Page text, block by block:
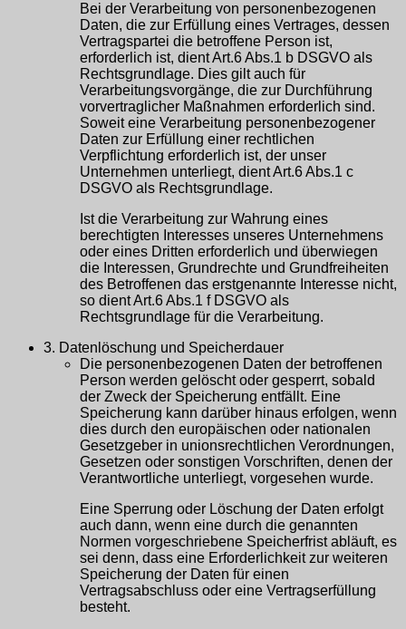
Bei der Verarbeitung von personenbezogenen
Daten, die zur Erfüllung eines Vertrages, dessen
Vertragspartei die betroffene Person ist,
erforderlich ist, dient Art.6 Abs.1 b DSGVO als
Rechtsgrundlage. Dies gilt auch für
Verarbeitungsvorgänge, die zur Durchführung
vorvertraglicher Maßnahmen erforderlich sind.
Soweit eine Verarbeitung personenbezogener
Daten zur Erfüllung einer rechtlichen
Verpflichtung erforderlich ist, der unser
Unternehmen unterliegt, dient Art.6 Abs.1 c
DSGVO als Rechtsgrundlage.
Ist die Verarbeitung zur Wahrung eines
berechtigten Interesses unseres Unternehmens
oder eines Dritten erforderlich und überwiegen
die Interessen, Grundrechte und Grundfreiheiten
des Betroffenen das erstgenannte Interesse nicht,
so dient Art.6 Abs.1 f DSGVO als
Rechtsgrundlage für die Verarbeitung.
3. Datenlöschung und Speicherdauer
Die personenbezogenen Daten der betroffenen
Person werden gelöscht oder gesperrt, sobald
der Zweck der Speicherung entfällt. Eine
Speicherung kann darüber hinaus erfolgen, wenn
dies durch den europäischen oder nationalen
Gesetzgeber in unionsrechtlichen Verordnungen,
Gesetzen oder sonstigen Vorschriften, denen der
Verantwortliche unterliegt, vorgesehen wurde.
Eine Sperrung oder Löschung der Daten erfolgt
auch dann, wenn eine durch die genannten
Normen vorgeschriebene Speicherfrist abläuft, es
sei denn, dass eine Erforderlichkeit zur weiteren
Speicherung der Daten für einen
Vertragsabschluss oder eine Vertragserfüllung
besteht.